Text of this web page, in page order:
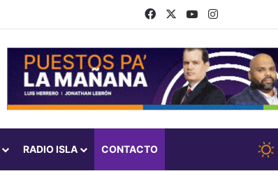
FacebookYouTubeInstagram
RADIO ISLA CONTACTO